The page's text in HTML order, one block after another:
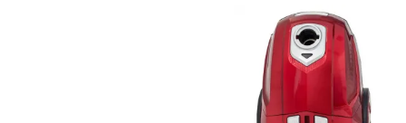
(крок 5 ° С) таймер:1-72
контейнерів: 7, висота піддону: